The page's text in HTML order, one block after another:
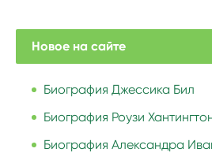
Новое на сайте
Биография Джессика Бил
Биография Роузи
Биография Александра